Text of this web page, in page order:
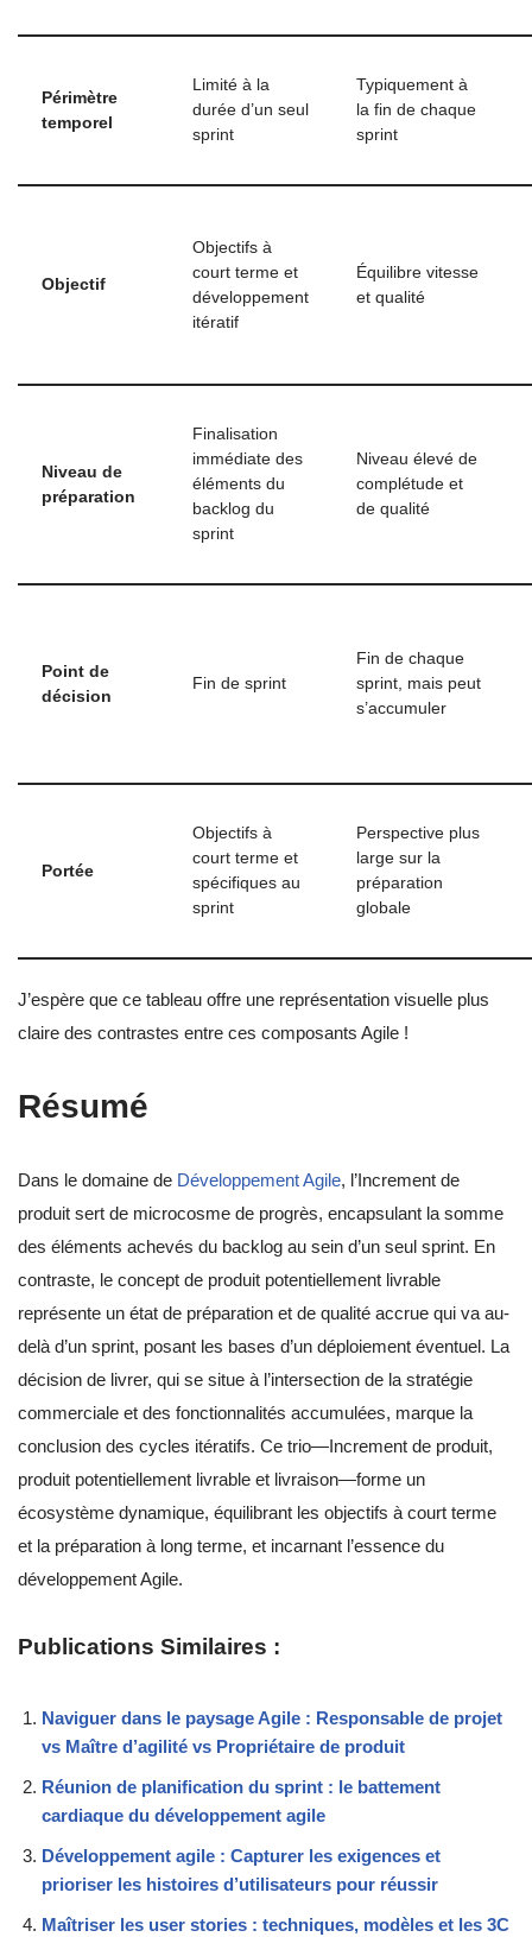
Périmètre
temporel
Limité à la
durée d’un seul
sprint
Typiquement à
la fin de chaque
sprint
Objectif
Objectifs à
court terme et
développement
itératif
Équilibre vitesse
et qualité
Niveau de
préparation
Finalisation
immédiate des
éléments du
backlog du
sprint
Niveau élevé de
complétude et
de qualité
Point de
décision
Fin de sprint
Fin de chaque
sprint, mais peut
s’accumuler
Portée
Objectifs à
court terme et
spécifiques au
sprint
Perspective plus
large sur la
préparation
globale
J’espère que ce tableau offre une représentation visuelle plus
claire des contrastes entre ces composants Agile !
Résumé
Dans le domaine de Développement Agile, l’Increment de
produit sert de microcosme de progrès, encapsulant la somme
des éléments achevés du backlog au sein d’un seul sprint. En
contraste, le concept de produit potentiellement livrable
représente un état de préparation et de qualité accrue qui va au-
delà d’un sprint, posant les bases d’un déploiement éventuel. La
décision de livrer, qui se situe à l’intersection de la stratégie
commerciale et des fonctionnalités accumulées, marque la
conclusion des cycles itératifs. Ce trio—Increment de produit,
produit potentiellement livrable et livraison—forme un
écosystème dynamique, équilibrant les objectifs à court terme
et la préparation à long terme, et incarnant l’essence du
développement Agile.
Publications Similaires :
Naviguer dans le paysage Agile : Responsable de projet
vs Maître d’agilité vs Propriétaire de produit
Réunion de planification du sprint : le battement
cardiaque du développement agile
Développement agile : Capturer les exigences et
prioriser les histoires d’utilisateurs pour réussir
Maîtriser les user stories : techniques, modèles et les 3C